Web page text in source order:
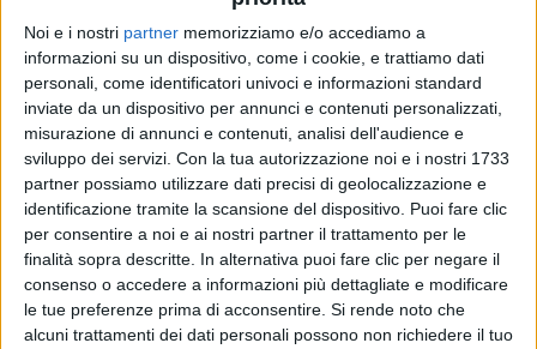
Noi e i nostri partner memorizziamo e/o accediamo a
informazioni su un dispositivo, come i cookie, e trattiamo dati
personali, come identificatori univoci e informazioni standard
inviate da un dispositivo per annunci e contenuti personalizzati,
misurazione di annunci e contenuti, analisi dell'audience e
sviluppo dei servizi. Con la tua autorizzazione noi e i nostri 1733
partner possiamo utilizzare dati precisi di geolocalizzazione e
identificazione tramite la scansione del dispositivo. Puoi fare clic
per consentire a noi e ai nostri partner il trattamento per le
finalità sopra descritte. In alternativa puoi fare clic per negare il
consenso o accedere a informazioni più dettagliate e modificare
le tue preferenze prima di acconsentire. Si rende noto che
alcuni trattamenti dei dati personali possono non richiedere il tuo
La prima festa del papà”
6. “r()t()nda” con thasup
7. “Mi rimani tu”
8. “A parlare da Zero”
9. “Gli angeli degli altri e di se stesso” conCaparezza
10. “Ambra/Tiziano” conAmbra Angiolini